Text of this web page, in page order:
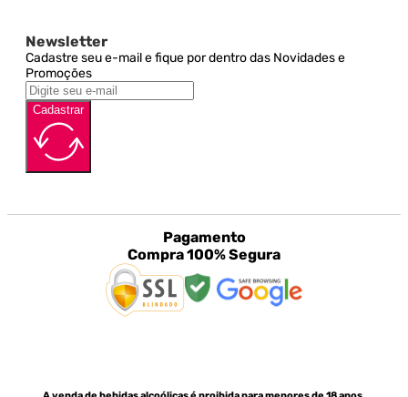
Newsletter
Cadastre seu e-mail e fique por dentro das Novidades e
Promoções
Cadastrar
Pagamento
Compra 100% Segura